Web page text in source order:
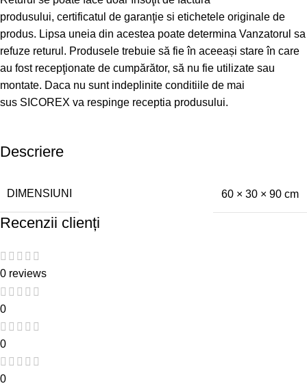
produsului, certificatul de garanţie si etichetele originale de
produs. Lipsa uneia din acestea poate determina Vanzatorul sa
refuze returul. Produsele trebuie să fie în aceeași stare în care
au fost recepţionate de cumpărător, să nu fie utilizate sau
montate. Daca nu sunt indeplinite conditiile de mai
sus SICOREX va respinge receptia produsului.
Descriere
DIMENSIUNI 60 × 30 × 90 cm
Recenzii clienți
0 reviews
0
0
0